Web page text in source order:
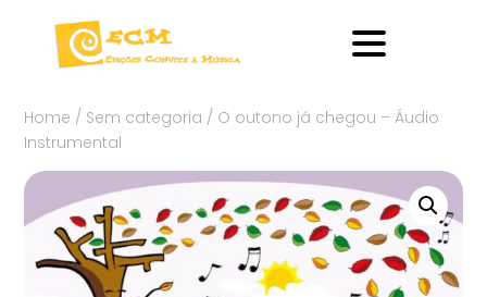
Home / Sem categoria / O outono já chegou – Áudio
Instrumental